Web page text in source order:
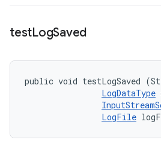
testLogSaved
public void testLogSaved
LogDataType
LogFile